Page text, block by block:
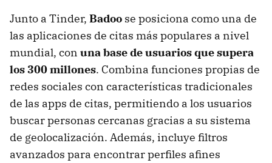
Junto a Tinder, Badoo se posiciona como una de
las aplicaciones de citas más populares a nivel
mundial, con una base de usuarios que supera
los 300 millones. Combina funciones propias de
redes sociales con características tradicionales
de las apps de citas, permitiendo a los usuarios
buscar personas cercanas gracias a su sistema
de geolocalización. Además, incluye filtros
avanzados para encontrar perfiles afines